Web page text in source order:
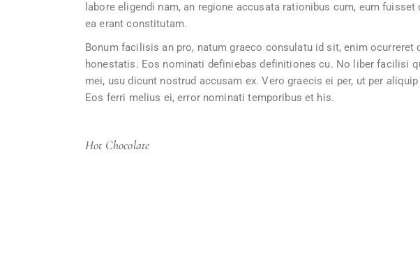
labore eligendi nam, an regione accusata rationibus cum, eum
ea erant constitutam.
Bonum facilisis an pro, natum graeco consulatu id sit, enim
honestatis. Eos nominati definiebas definitiones cu. No liber facilisi
mei, usu dicunt nostrud accusam ex. Vero graecis ei per, ut per
Eos ferri melius ei, error nominati temporibus et his.
Hot Chocolate